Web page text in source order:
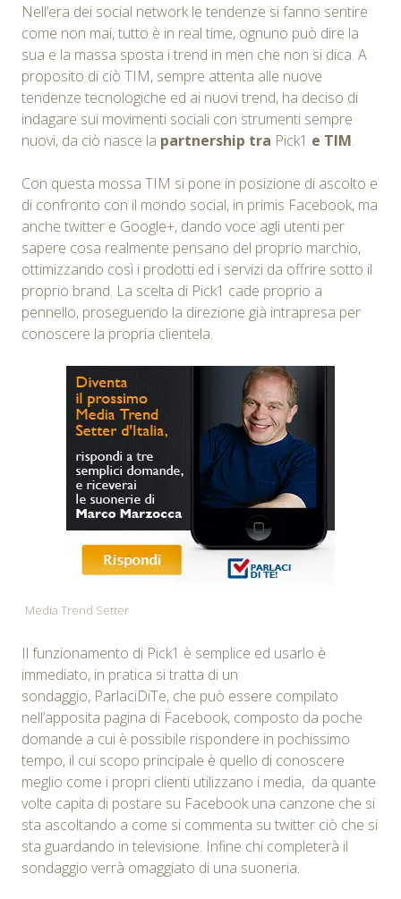
Nell’era dei social network le tendenze si fanno sentire
come non mai, tutto è in real time, ognuno può dire la
sua e la massa sposta i trend in men che non si dica. A
proposito di ciò TIM, sempre attenta alle nuove
tendenze tecnologiche ed ai nuovi trend, ha deciso di
indagare sui movimenti sociali con strumenti sempre
nuovi, da ciò nasce la partnership tra Pick1 e TIM.
Con questa mossa TIM si pone in posizione di ascolto e
di confronto con il mondo social, in primis Facebook, ma
anche twitter e Google+, dando voce agli utenti per
sapere cosa realmente pensano del proprio marchio,
ottimizzando così i prodotti ed i servizi da offrire sotto il
proprio brand. La scelta di Pick1 cade proprio a
pennello, proseguendo la direzione già intrapresa per
conoscere la propria clientela.
Media Trend Setter
Il funzionamento di Pick1 è semplice ed usarlo è
immediato, in pratica si tratta di un
sondaggio, ParlaciDiTe, che può essere compilato
nell’apposita pagina di Facebook, composto da poche
domande a cui è possibile rispondere in pochissimo
tempo, il cui scopo principale è quello di conoscere
meglio come i propri clienti utilizzano i media, da quante
volte capita di postare su Facebook una canzone che si
sta ascoltando a come si commenta su twitter ciò che si
sta guardando in televisione. Infine chi completerà il
sondaggio verrà omaggiato di una suoneria.